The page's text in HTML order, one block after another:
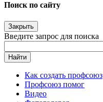
Поиск по сайту
Закрыть
Введите запрос для поиска
Найти
Как создать профсоюз
Профсоюз помог
Видео